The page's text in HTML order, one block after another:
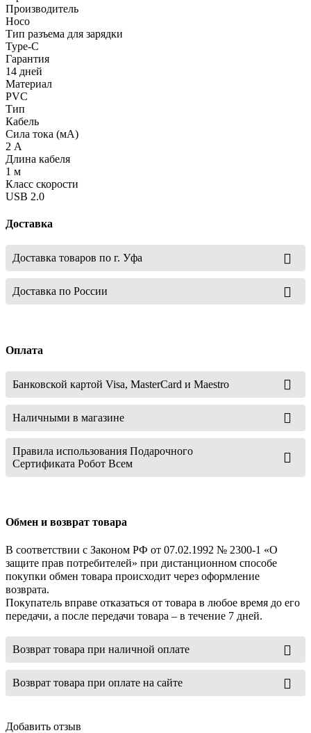
Производитель
Hoco
Тип разъема для зарядки
Type-C
Гарантия
14 дней
Материал
PVC
Тип
Кабель
Сила тока (мА)
2 А
Длина кабеля
1 м
Класс скорости
USB 2.0
Доставка
Доставка товаров по г. Уфа
Доставка по России
Оплата
Банковской картой Visa, MasterCard и Maestro
Наличными в магазине
Правила использования Подарочного
Сертификата Робот Всем
Обмен и возврат товара
В соответствии с Законом РФ от 07.02.1992 № 2300-1 «О
защите прав потребителей» при дистанционном способе
покупки обмен товара происходит через оформление
возврата.
Покупатель вправе отказаться от товара в любое время до его
передачи, а после передачи товара – в течение 7 дней.
Возврат товара при наличной оплате
Возврат товара при оплате на сайте
Добавить отзыв